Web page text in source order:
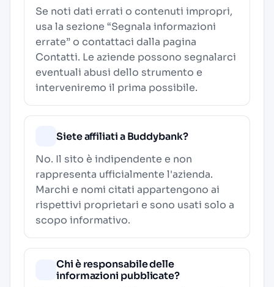
Se noti dati errati o contenuti impropri,
usa la sezione “Segnala informazioni
errate” o contattaci dalla pagina
Contatti. Le aziende possono segnalarci
eventuali abusi dello strumento e
interveniremo il prima possibile.
Siete affiliati a Buddybank?
No. Il sito è indipendente e non
rappresenta ufficialmente l'azienda.
Marchi e nomi citati appartengono ai
rispettivi proprietari e sono usati solo a
scopo informativo.
Chi è responsabile delle
informazioni pubblicate?